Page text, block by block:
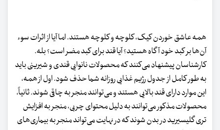
همه عاشق خوردن کیک، کلوچه و کلوچه هستند. اما آیا از اثرات سوء
آن‌ها بر کبد خود آگاه هستید؟ آیا قند برای کبد مضر است؟ بله.
کارشناسان پیشنهاد می‌کنند که محصولات نانوایی قندی و شیرینی باید
به طور کامل از جدول رژیم غذایی روزانه شما حذف شود. اول از همه،
این موارد دارای قند بالایی هستند و می‌توانند منجر به چاقی شوند. ثانیاً،
محصولات مذکور می‌توانند به دلیل محتوای چربی، منجر به افزایش
تری گلیسیرید در بدن شوند که در نهایت می‌تواند منجر به بیماری‌های